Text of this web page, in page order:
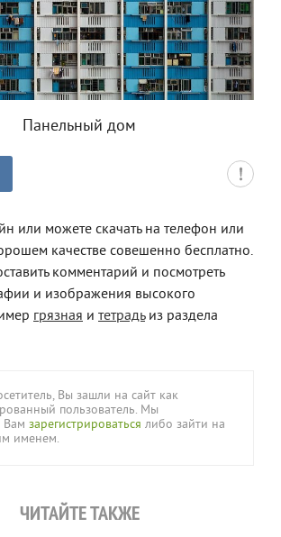
Панельный дом
или можете скачать на телефон или
качестве совешенно бесплатно.
комментарий и посмотреть
и изображения высокого
грязная и тетрадьиз раздела
Вы зашли на сайт как
пользователь. Мы
Вам зарегистрироваться либо зайти на
именем.
ЧИТАЙТЕ ТАКЖЕ